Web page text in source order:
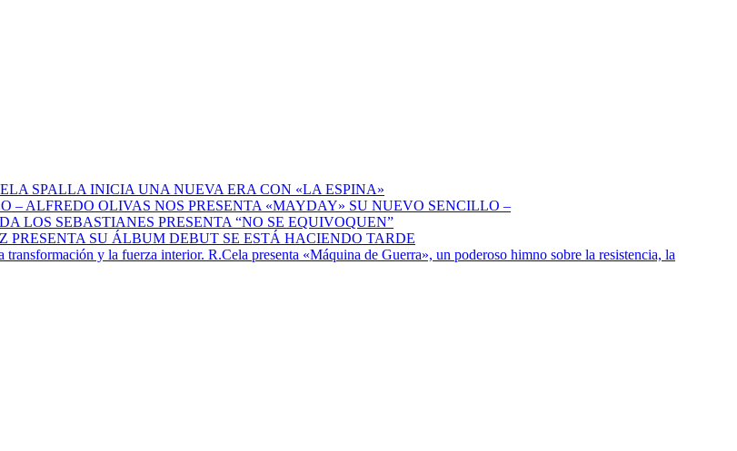
SPALLA INICIA UNA NUEVA ERA CON «LA ESPINA»
ALFREDO OLIVAS NOS PRESENTA «MAYDAY» SU NUEVO SENCILLO –
LOS SEBASTIANES PRESENTA “NO SE EQUIVOQUEN”
PRESENTA SU ÁLBUM DEBUT SE ESTÁ HACIENDO TARDE
R.Cela presenta «Máquina de Guerra», un poderoso himno sobre la resistencia, la